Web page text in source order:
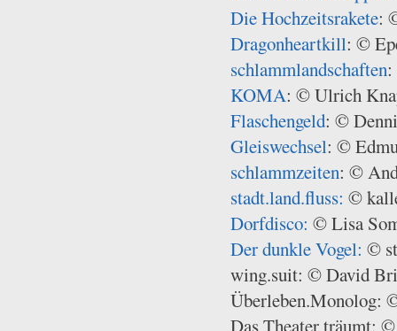
Die Hochzeitsrakete:
Dragonheartkill: ©
schlammlandschaften:
KOMA: © Ulrich
Flaschengeld: ©
Gleiswechsel: ©
schlammzeiten: ©
stadt.land.fluss: ©
Dorfdisco: © Lisa
Der dunkle Vogel: ©
wing.suit: © David
Überleben.Monolog:
Das Theater träumt: